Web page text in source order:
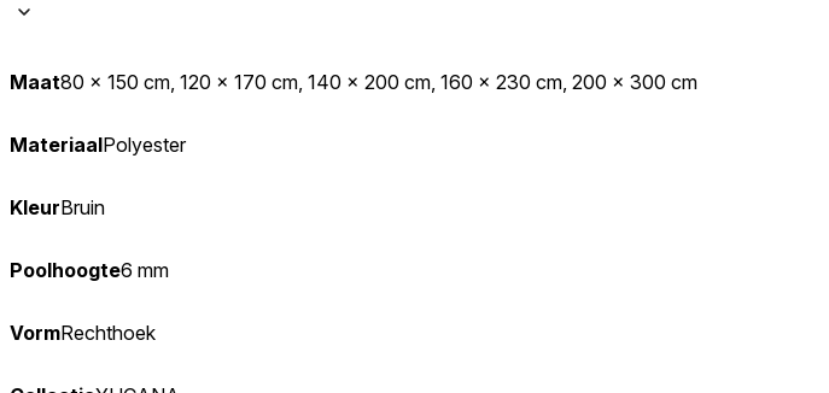
Maat80 x 150 cm, 120 x 170 cm, 140 x 200 cm, 160 x 230 cm, 200 x 300 cm
MateriaalPolyester
KleurBruin
Poolhoogte6 mm
VormRechthoek